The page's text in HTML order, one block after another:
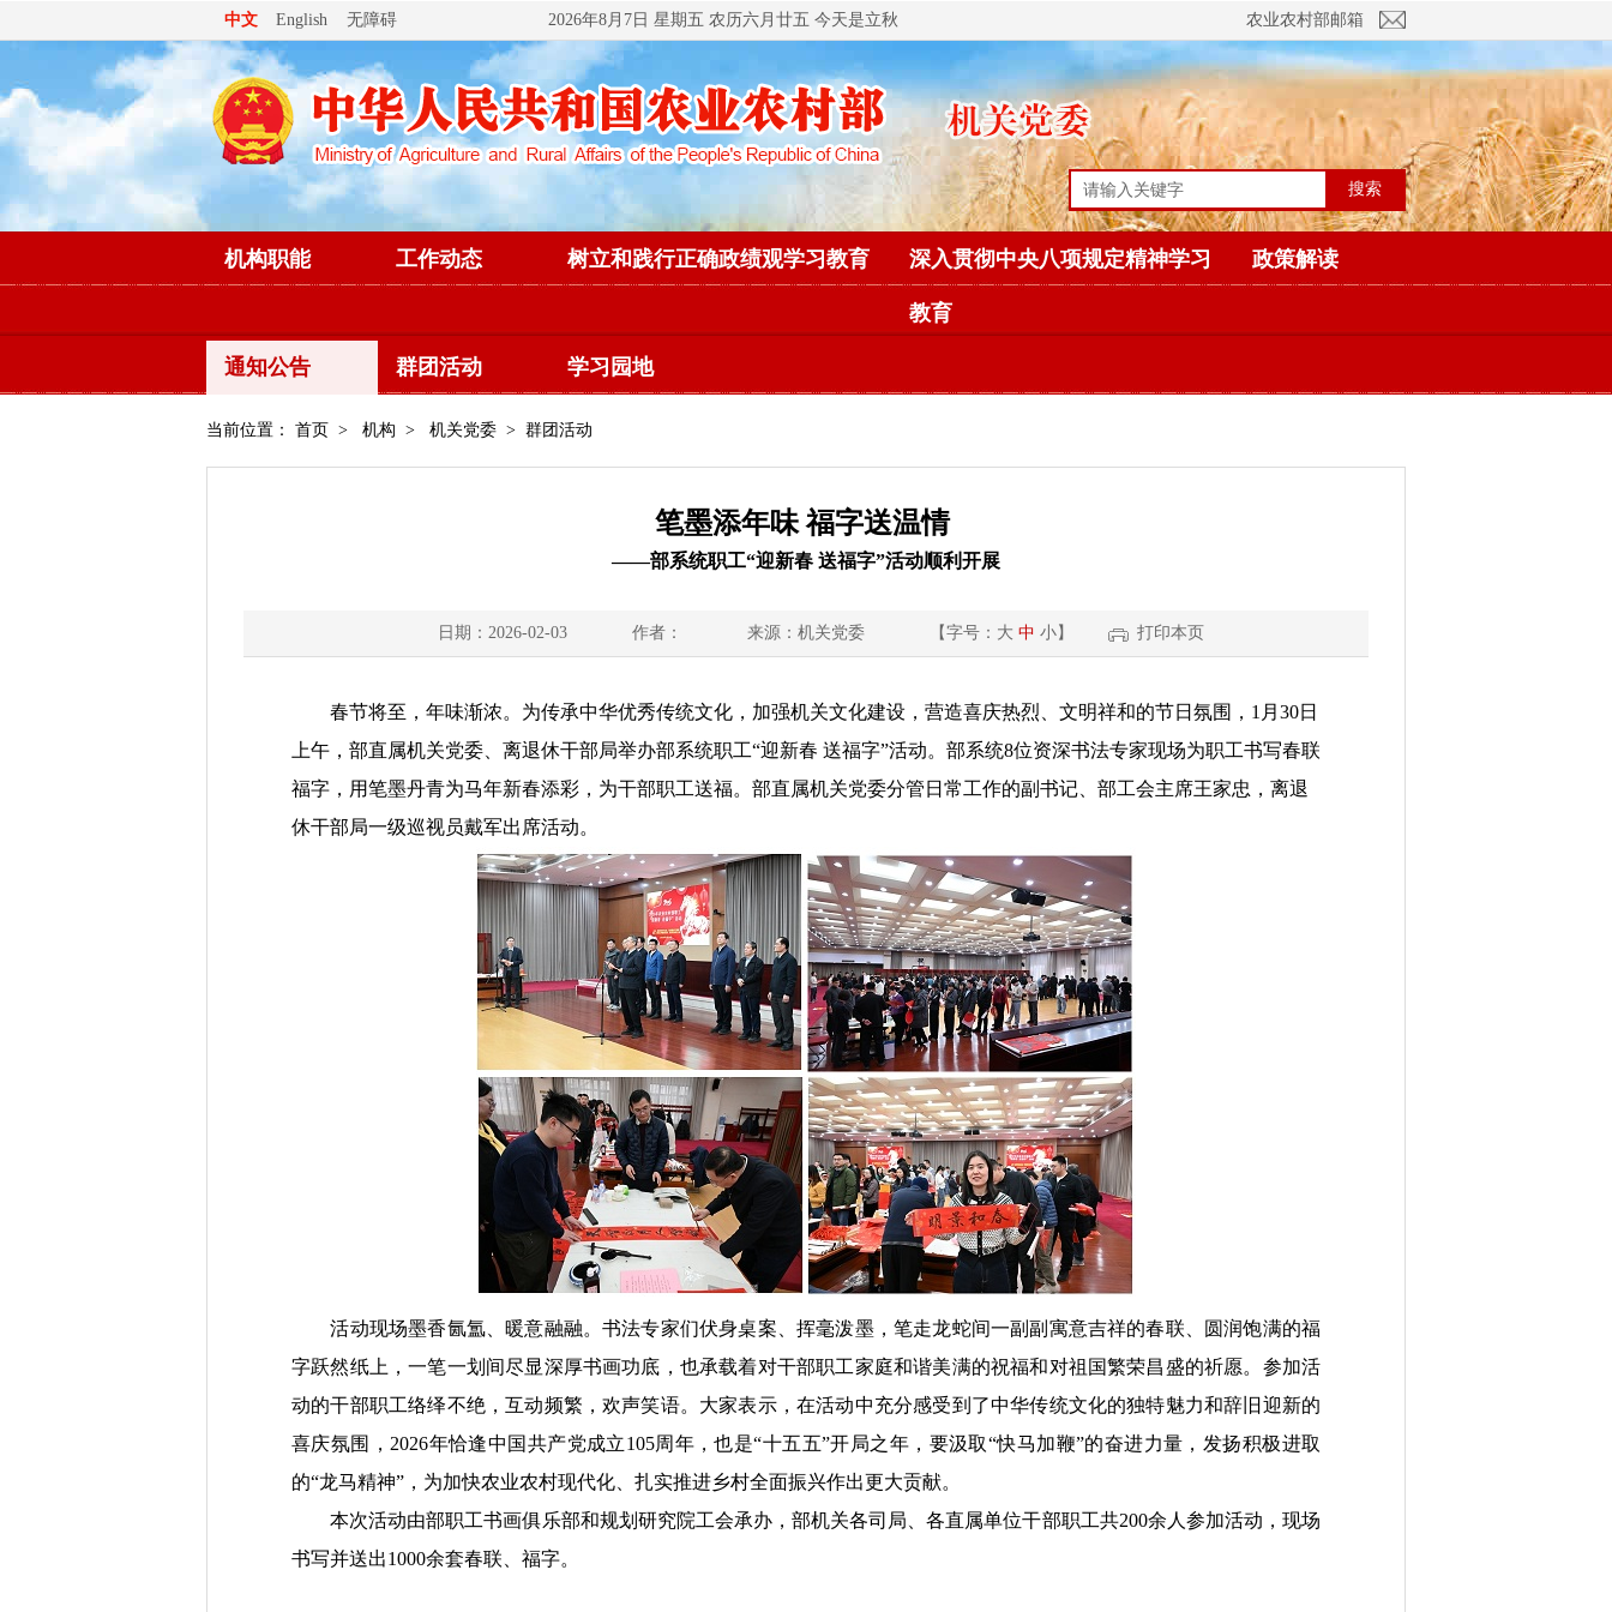
中文 English 无障碍 2026年8月7日 星期五 农历六月廿五 今天是立秋 农业农村部邮箱
搜索
机构职能 工作动态 树立和践行正确政绩观学习教育 深入贯彻中央八项规定精神学习
教育
政策解读
通知公告 群团活动 学习园地
当前位置： 首页 > 机构 > 机关党委 > 群团活动
笔墨添年味 福字送温情
——部系统职工“迎新春 送福字”活动顺利开展
日期：2026-02-03 作者： 来源：机关党委 【字号： 大 中 小】 打印本页
春节将至，年味渐浓。为传承中华优秀传统文化，加强机关文化建设，营造喜庆热烈、文明祥和的节日氛围， 1月30日
上午，部直属机关党委、离退休干部局举办部系统职工“迎新春 送福字”活动。部系统8位资深书法专家现场为职工书写春联
福字，用笔墨丹青为马年新春添彩，为干部职工送福。部直属机关党委分管日常工作的副书记、部工会主席王家忠，离退
休干部局一级巡视员戴军出席活动。
活动现场墨香氤氲、暖意融融。书法专家们伏身桌案、挥毫泼墨，笔走龙蛇间一副副寓意吉祥的春联、圆润饱满的福
字跃然纸上，一笔一划间尽显深厚书画功底，也承载着对干部职工家庭和谐美满的祝福和对祖国繁荣昌盛的祈愿。参加活
动的干部职工络绎不绝，互动频繁，欢声笑语。大家表示，在活动中充分感受到了中华传统文化的独特魅力和辞旧迎新的
喜庆氛围，2026年恰逢中国共产党成立105周年，也是“十五五”开局之年，要汲取“快马加鞭”的奋进力量，发扬积极进取
的“龙马精神”，为加快农业农村现代化、扎实推进乡村全面振兴作出更大贡献。
本次活动由部职工书画俱乐部和规划研究院工会承办，部机关各司局、各直属单位干部职工共200余人参加活动，现场
书写并送出1000余套春联、福字。